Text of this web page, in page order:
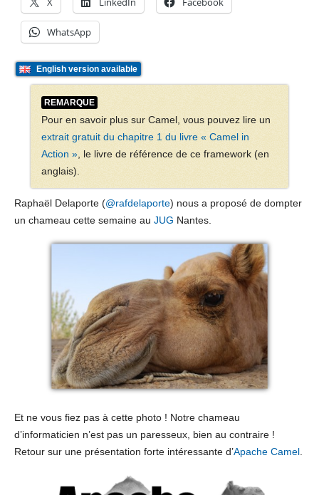
WhatsApp
English version available
REMARQUE
Pour en savoir plus sur Camel, vous pouvez lire un
extrait gratuit du chapitre 1 du livre « Camel in
Action » , le livre de référence de ce framework (en
anglais).
Raphaël Delaporte (@rafdelaporte) nous a proposé de dompter
un chameau cette semaine au JUG Nantes.
Et ne vous fiez pas à cette photo ! Notre chameau
d’informaticien n’est pas un paresseux, bien au contraire !
Retour sur une présentation forte intéressante d’Apache Camel